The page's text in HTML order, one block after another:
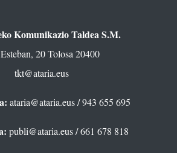
Komunikazio Taldea S.M.
20 Tolosa 20400
tkt@ataria.eus
ataria@ataria.eus/ 943 655 695
publi@ataria.eus/ 661 678 818